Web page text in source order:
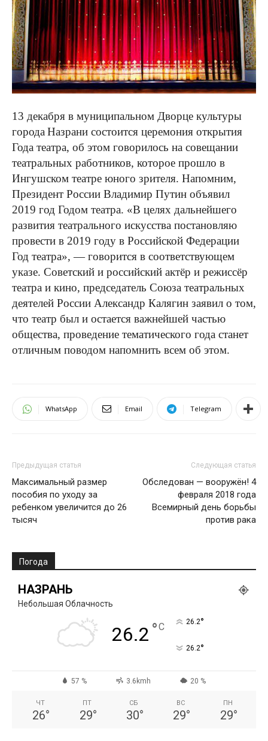
13 декабря в муниципальном Дворце культуры
города Назрани состоится церемония открытия
Года театра, об этом говорилось на совещании
театральных работников, которое прошло в
Ингушском театре юного зрителя. Напомним,
Президент России Владимир Путин объявил
2019 год Годом театра. «В целях дальнейшего
развития театрального искусства постановляю
провести в 2019 году в Российской Федерации
Год театра», — говорится в соответствующем
указе. Советский и российский актёр и режиссёр
театра и кино, председатель Союза театральных
деятелей России Александр Калягин заявил о том,
что театр был и остается важнейшей частью
общества, проведение тематического года станет
отличным поводом напомнить всем об этом.
WhatsApp Email Telegram
Предыдущая статья
Максимальный размер
пособия по уходу за
ребенком увеличится до 26
тысяч
Следующая статья
Обследован — вооружён! 4
февраля 2018 года
Всемирный день борьбы
против рака
Погода
НАЗРАНЬ
Небольшая Облачность
26.2 °C 26.2°
26.2°
57 % 3.6kmh 20 %
ЧТ
26°
ПТ
29°
СБ
30°
ВС
29°
ПН
29°